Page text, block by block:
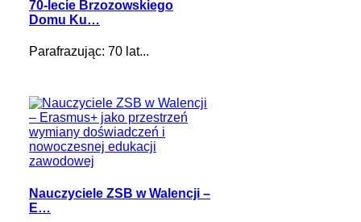
70-lecie Brzozowskiego
Domu Ku…
Parafrazując: 70 lat...
Nauczyciele ZSB w Walencji –
E…